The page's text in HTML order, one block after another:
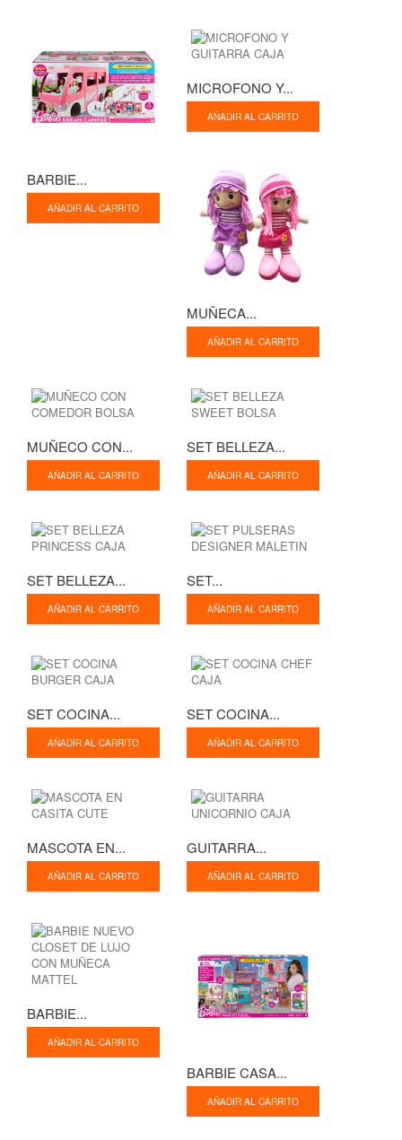
BARBIE...
AÑADIR AL CARRITO
MICROFONO Y...
AÑADIR AL CARRITO
MUÑECA...
AÑADIR AL CARRITO
MUÑECO CON...
AÑADIR AL CARRITO
SET BELLEZA...
AÑADIR AL CARRITO
SET BELLEZA...
AÑADIR AL CARRITO
SET...
AÑADIR AL CARRITO
SET COCINA...
AÑADIR AL CARRITO
SET COCINA...
AÑADIR AL CARRITO
MASCOTA EN...
AÑADIR AL CARRITO
GUITARRA...
AÑADIR AL CARRITO
BARBIE...
AÑADIR AL CARRITO
BARBIE CASA...
AÑADIR AL CARRITO